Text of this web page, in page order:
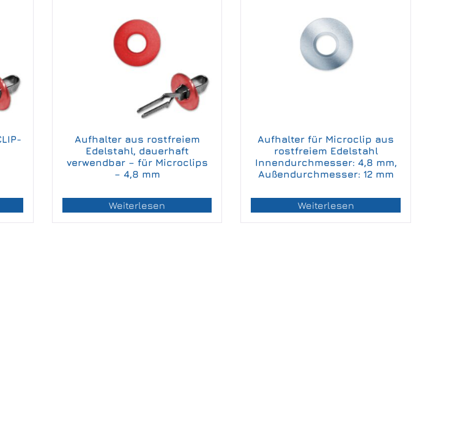
Aufhalter aus rostfreiem
Edelstahl, dauerhaft
verwendbar – für Microclips
– 4,8 mm
Weiterlesen
Aufhalter für Microclip aus
rostfreiem Edelstahl
Innendurchmesser: 4,8 mm,
Außendurchmesser: 12 mm
Weiterlesen